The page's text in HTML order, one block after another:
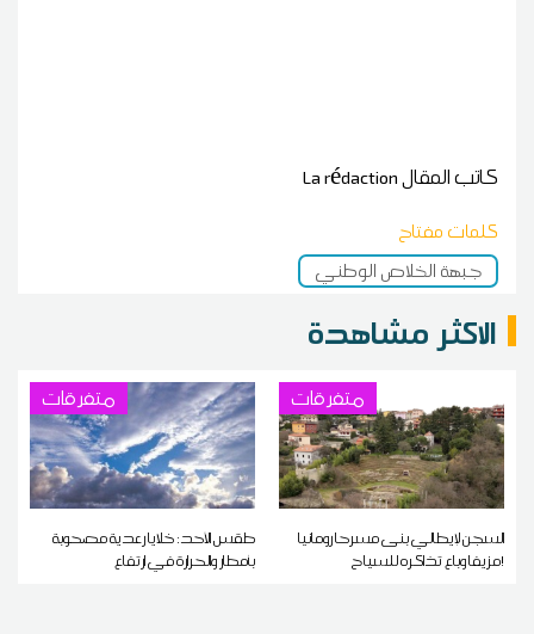
كاتب المقالLa rédaction
كلمات مفتاح
جبهة الخلاص الوطني
الاكثر مشاهدة
متفرقات
السجن لإيطالي بنى مسرحا رومانيا
مزيفا وباع تذاكره للسياح!
متفرقات
طقس الأحد: خلايا رعدية مصحوبة
بأمطار والحرارة في ارتفاع